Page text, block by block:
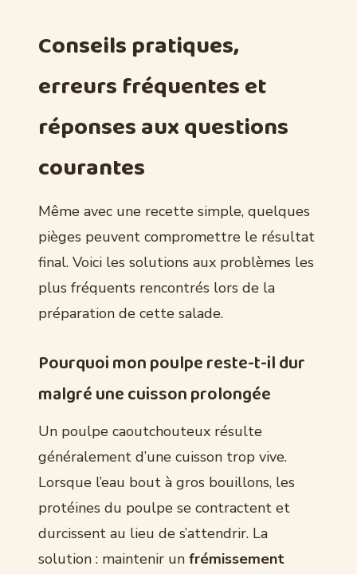
Conseils pratiques,
erreurs fréquentes et
réponses aux questions
courantes
Même avec une recette simple, quelques
pièges peuvent compromettre le résultat
final. Voici les solutions aux problèmes les
plus fréquents rencontrés lors de la
préparation de cette salade.
Pourquoi mon poulpe reste-t-il dur
malgré une cuisson prolongée
Un poulpe caoutchouteux résulte
généralement d’une cuisson trop vive.
Lorsque l’eau bout à gros bouillons, les
protéines du poulpe se contractent et
durcissent au lieu de s’attendrir. La
solution : maintenir un frémissement